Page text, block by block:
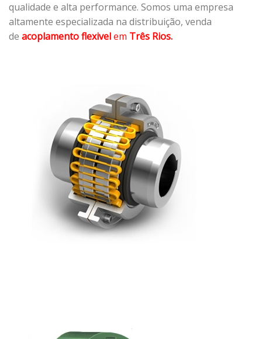
qualidade e alta performance. Somos uma empresa
altamente especializada na distribuição, venda
de acoplamento flexivelem Três Rios.